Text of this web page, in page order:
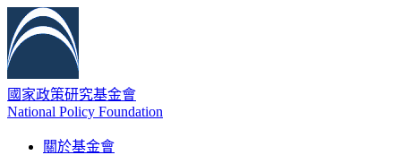
國家政策研究基金會
National Policy Foundation
關於基金會